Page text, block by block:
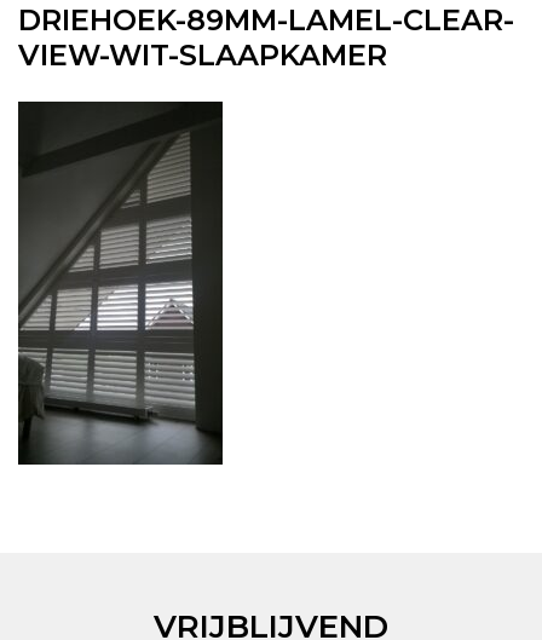
DRIEHOEK-89MM-LAMEL-CLEAR-
VIEW-WIT-SLAAPKAMER
VRIJBLIJVEND